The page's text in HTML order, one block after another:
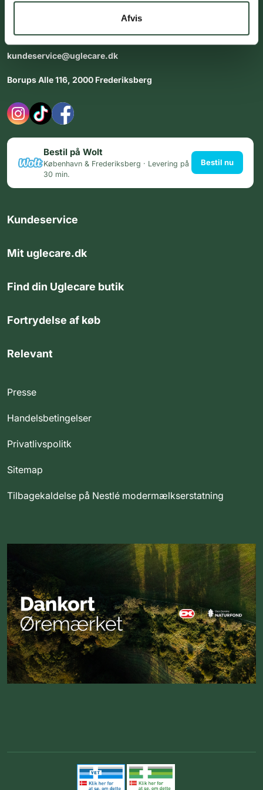
Afvis
Åbningstider i butikken:
kundeservice@uglecare.dk
Borups Alle 116, 2000 Frederiksberg
Bestil på Wolt
København & Frederiksberg · Levering på
30 min.
Bestil nu
Kundeservice
Mit uglecare.dk
Find din Uglecare butik
Fortrydelse af køb
Relevant
Presse
Handelsbetingelser
Privatlivspolitk
Sitemap
Tilbagekaldelse på Nestlé modermælkserstatning